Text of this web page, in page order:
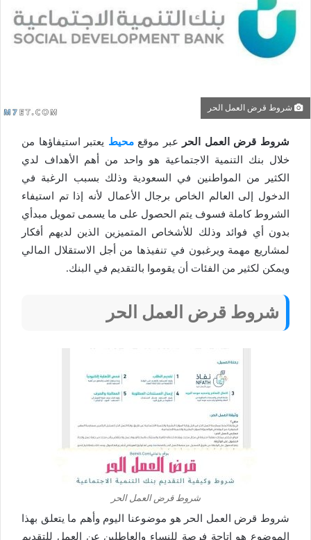
شروط قرض العمل الحر
شروط قرض العمل الحر عبر موقعمحيط يعتبر استيفاؤها من
خلال بنك التنمية الاجتماعية هو واحد من أهم الأهداف لدي
الكثير من المواطنين في السعودية وذلك بسبب الرغبة في
الدخول إلى العالم الخاص برجال الأعمال لأنه إذا تم استيفاء
الشروط كاملة فسوف يتم الحصول على ما يسمى تمويل مبدأي
بدون أي فوائد وذلك للأشخاص المتميزين الذين لديهم أفكار
لمشاريع مهمة ويرغبون في تنفيذها من أجل الاستقلال المالي
ويمكن لكثير من الفئات أن يقوموا بالتقديم في البنك.
شروط قرض العمل الحر
شروط قرض العمل الحر
شروط قرض العمل الحر هو موضوعنا اليوم وأهم ما يتعلق بهذا
الموضوع هو إتاحة فرصة للنساء والعاطلين عن العمل للتقديم